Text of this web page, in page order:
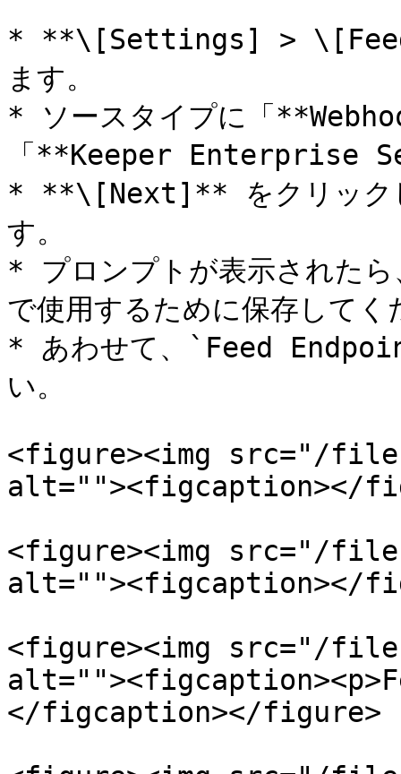
* **\[Settings] >
ます。
* ソースタイプに「
「**Keeper Enterprise
* **\[Next]** をクリック
す。
* プロンプトが表示された
で使用するために保存してく
* あわせて、`Feed
い。
<figure><img src="/
alt=""><figcaption></
<figure><img src="/files/
alt=""><figcaption></
<figure><img src="/files/
</figcaption></figure>